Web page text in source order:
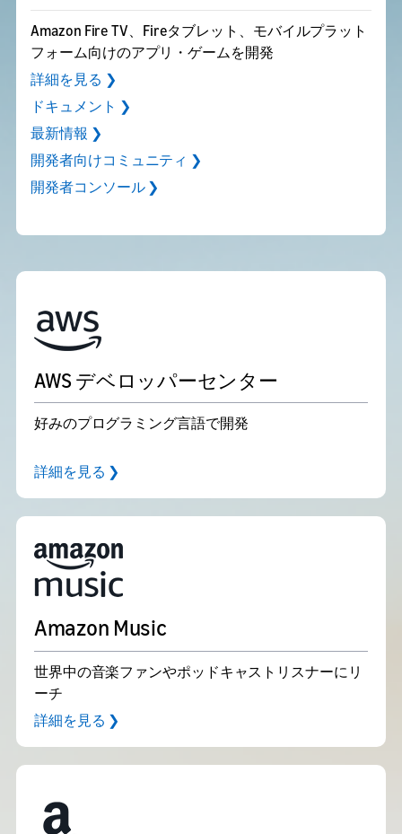
Amazon Fire TV、Fireタブレット、モバイルプラット
フォーム向けのアプリ・ゲームを開発
詳細を見る ❯
ドキュメント ❯
最新情報 ❯
開発者向けコミュニティ ❯
開発者コンソール ❯
AWS デベロッパーセンター
好みのプログラミング言語で開発
詳細を見る ❯
Amazon Music
世界中の音楽ファンやポッドキャストリスナーにリ
ーチ
詳細を見る ❯